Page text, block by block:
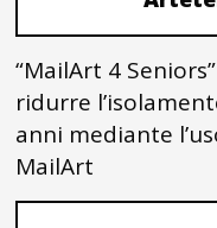
“MailArt 4
ridurre
anni mediante
MailArt